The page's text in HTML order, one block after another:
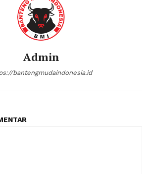
Admin
bantengmudaindonesia.id